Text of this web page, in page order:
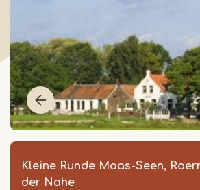
Kleine Runde Maas-Seen,
der Nahe